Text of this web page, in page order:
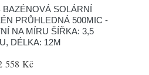
BAZÉNOVÁ SOLÁRNÍ
PRŮHLEDNÁ 500MIC -
NA MÍRU ŠÍŘKA: 3,5
DÉLKA: 12M
558 Kč